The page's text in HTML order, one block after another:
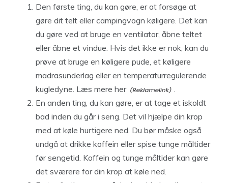
Den første ting, du kan gøre, er at forsøge at
gøre dit telt eller campingvogn køligere. Det kan
du gøre ved at bruge en ventilator, åbne teltet
eller åbne et vindue. Hvis det ikke er nok, kan du
prøve at bruge en køligere pude, et køligere
madrasunderlag eller en temperaturregulerende
kugledyne. Læs mere her
.
En anden ting, du kan gøre, er at tage et iskoldt
bad inden du går i seng. Det vil hjælpe din krop
med at køle hurtigere ned. Du bør måske også
undgå at drikke koffein eller spise tunge måltider
før sengetid. Koffein og tunge måltider kan gøre
det sværere for din krop at køle ned.